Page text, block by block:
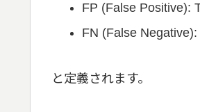
FP (False Positive):
FN (False
と定義されます。